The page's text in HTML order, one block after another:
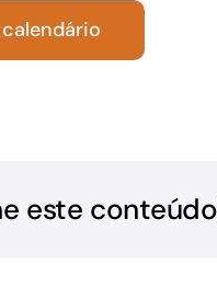
aos serviços do
este